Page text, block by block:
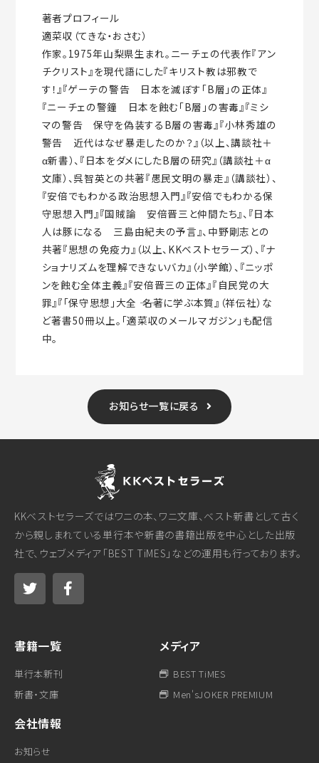
著者プロフィール
適菜収（てきな・おさむ）
作家。1975年山梨県生まれ。ニーチェの代表作『アン
チクリスト』を現代語にした『キリスト教は邪教で
す！』『ゲーテの警告 日本を滅ぼす「B層」の正体』
『ニーチェの警鐘 日本を蝕む「B層」の害毒』『ミシ
マの警告 保守を偽装するB層の害毒』『小林秀雄の
警告 近代はなぜ暴走したのか？』（以上、講談社＋
α新書）、『日本をダメにしたB層の研究』（講談社＋α
文庫）、呉智英との共著『愚民文明の暴走』（講談社）、
『安倍でもわかる政治思想入門』『安倍でもわかる保
守思想入門』『国賊論 安倍晋三と仲間たち』、『日本
人は豚になる 三島由紀夫の予言』、中野剛志との
共著『思想の免疫力』（以上、KKベストセラーズ）、『ナ
ショナリズムを理解できないバカ』（小学館）、『ニッポ
ンを蝕む全体主義』『安倍晋三の正体』『自民党の大
罪』『「保守思想」大全 ―― 名著に学ぶ本質』（祥伝社）な
ど著書50冊以上。「適菜収のメールマガジン」も配信
中。
お知らせ一覧に戻る
KKベストセラーズではワニの本、ワニ文庫、ベスト新書として古く
から親しまれている単行本や新書の書籍出版を中心とした出版
社で、ウェブメディア「BEST TiMES」などの運用も行っております。
書籍一覧
単行本新刊
新書・文庫
メディア
BEST TiMES
Men'sJOKER PREMIUM
会社情報
お知らせ